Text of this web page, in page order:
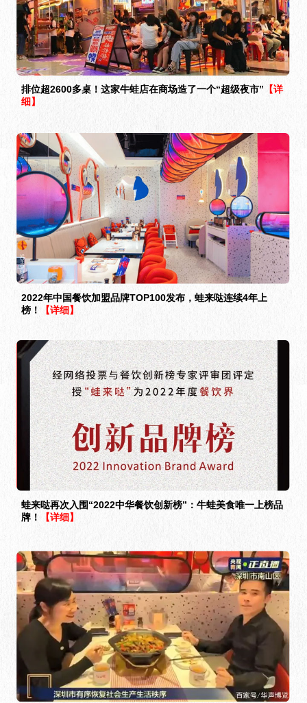
排位超2600多桌！这家牛蛙店在商场造了一个“超级夜市” 【详
细】
2022年中国餐饮加盟品牌TOP100发布，蛙来哒连续4年上
榜！
【详细】
蛙来哒再次入围“2022中华餐饮创新榜”：牛蛙美食唯一上榜品
牌！
【详细】